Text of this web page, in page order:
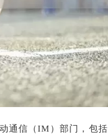
通信（IM）部门，包